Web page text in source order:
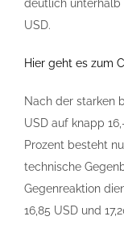
deutlich unterhalb
USD.
Hier geht es zum
Nach der starken
USD auf knapp
Prozent besteht
technische
Gegenreaktion
16,85 USD und